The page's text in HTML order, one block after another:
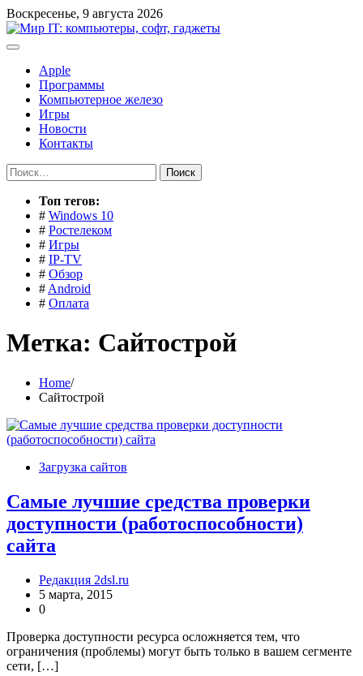
Перейти
к
содержимому
Воскресенье, 9 августа 2026
Apple
Программы
Компьютерное железо
Игры
Новости
Контакты
Найти:
Toп тегов:
# Windows 10
# Ростелеком
# Игры
# IP-TV
# Обзор
# Android
# Оплата
Метка: Сайтострой
Home
Сайтострой
Загрузка сайтов
Самые лучшие средства проверки
доступности (работоспособности)
сайта
Редакция 2dsl.ru
5 марта, 2015
0
Проверка доступности ресурса осложняется тем, что
ограничения (проблемы) могут быть только в вашем сегменте
сети, […]